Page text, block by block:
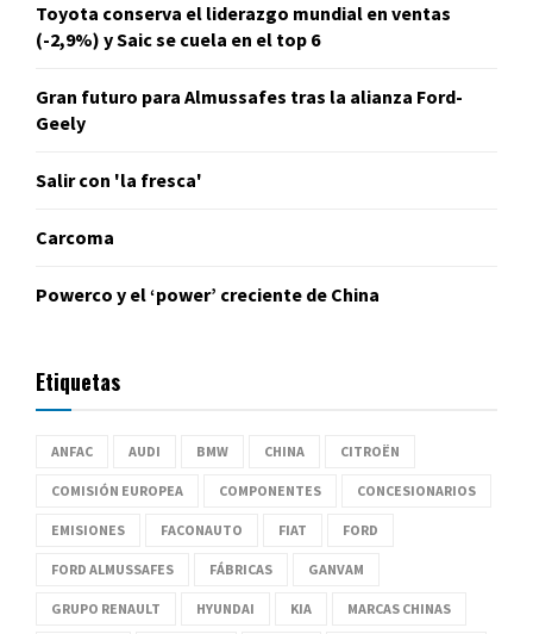
Toyota conserva el liderazgo mundial en ventas
(-2,9%) y Saic se cuela en el top 6
Gran futuro para Almussafes tras la alianza Ford-
Geely
Salir con 'la fresca'
Carcoma
Powerco y el ‘power’ creciente de China
Etiquetas
ANFAC AUDI BMW CHINA CITROËN
COMISIÓN EUROPEA COMPONENTES CONCESIONARIOS
EMISIONES FACONAUTO FIAT FORD
FORD ALMUSSAFES FÁBRICAS GANVAM
GRUPO RENAULT HYUNDAI KIA MARCAS CHINAS